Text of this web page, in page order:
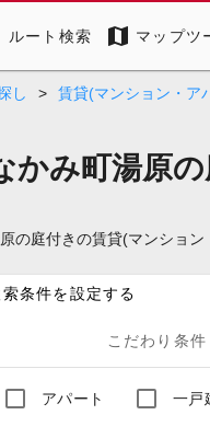
ルート検索 map マップツ
し > 賃貸(マンション・ア
かみ町湯原
の庭付きの賃貸(マンショ
条件を設定する
こだわり条件
アパート 一戸